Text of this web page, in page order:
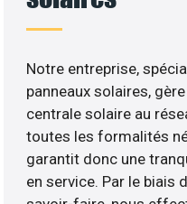
Notre entreprise,
panneaux solaires,
centrale solaire au
toutes les formalités
garantit donc une
en service. Par le biais